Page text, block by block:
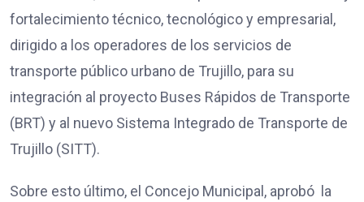
fortalecimiento técnico, tecnológico y empresarial,
dirigido a los operadores de los servicios de
transporte público urbano de Trujillo, para su
integración al proyecto Buses Rápidos de Transporte
(BRT) y al nuevo Sistema Integrado de Transporte de
Trujillo (SITT).
Sobre esto último, el Concejo Municipal, aprobó la